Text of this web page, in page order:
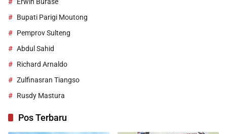
Bupati Parigi Moutong
Pemprov Sulteng
Abdul Sahid
Richard Arnaldo
Zulfinasran Tiangso
Rusdy Mastura
Pos Terbaru